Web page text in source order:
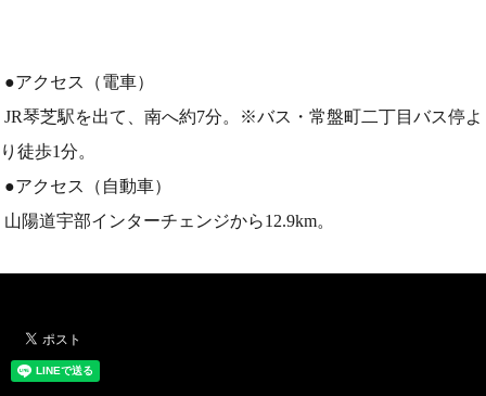
●アクセス（電車）
JR琴芝駅を出て、南へ約7分。※バス・常盤町二丁目バス停よ
り徒歩1分。
●アクセス（自動車）
山陽道宇部インターチェンジから12.9km。